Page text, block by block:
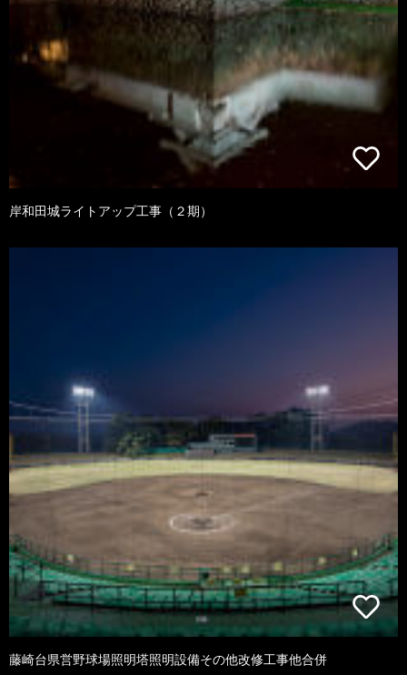
岸和田城ライトアップ工事（２期）
藤崎台県営野球場照明塔照明設備その他改修工事他合併